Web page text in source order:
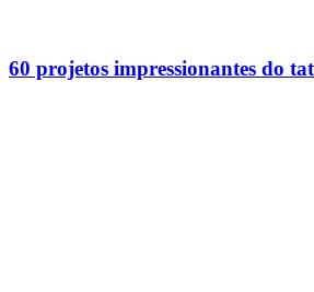
60 projetos impressionantes do